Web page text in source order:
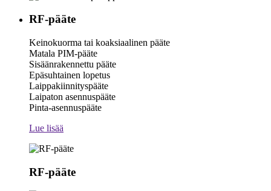
RF-pääte
Keinokuorma tai koaksiaalinen pääte
Matala PIM-pääte
Sisäänrakennettu pääte
Epäsuhtainen lopetus
Laippakiinnityspääte
Laipaton asennuspääte
Pinta-asennuspääte
Lue lisää
RF-pääte